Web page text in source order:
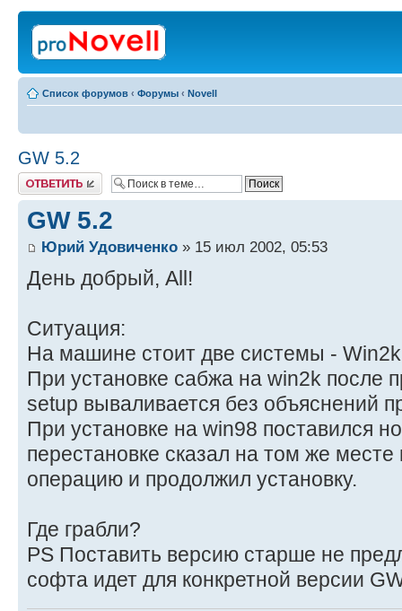
Список форумов ‹ Форумы ‹ Novell
GW 5.2
Ответить
GW 5.2
Юрий Удовиченко » 15 июл 2002, 05:53
День добрый, All!
Ситуация:
На машине стоит две системы -
При установке сабжа на win2k после
setup вываливается без объяснений
При установке на win98 поставился
перестановке сказал на том же
операцию и продолжил установку.
Где грабли?
PS Поставить версию старше не
софта идет для конкретной версии